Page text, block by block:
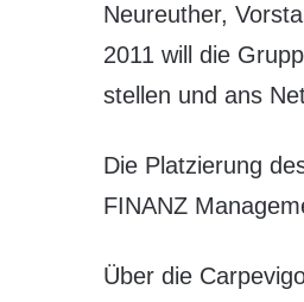
Neureuther,
2011 will die
stellen und ans
Die Platzierung
FINANZ
Über die